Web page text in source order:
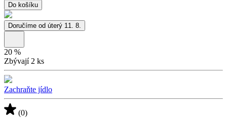
Do košíku
Doručíme od úterý 11. 8.
20 %
Zbývají 2 ks
Zachraňte jídlo
(0)